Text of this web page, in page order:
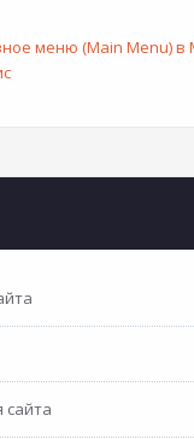
меню (Main Menu) в
сайта